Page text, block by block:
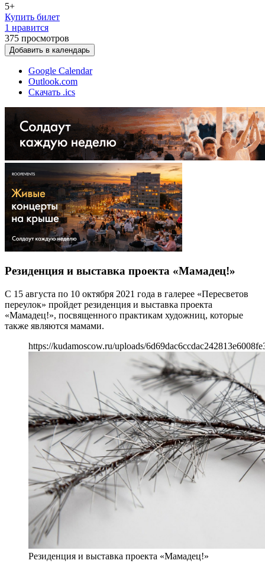
5+
Купить билет
1 нравится
375 просмотров
Добавить в календарь
Google Calendar
Outlook.com
Скачать .ics
Резиденция и выставка проекта «Мамадец!»
С 15 августа по 10 октября 2021 года в галерее «Пересветов
переулок» пройдет резиденция и выставка проекта
«Мамадец!», посвященного практикам художниц, которые
также являются мамами.
https://kudamoscow.ru/uploads/
Резиденция и выставка проекта «Мамадец!»